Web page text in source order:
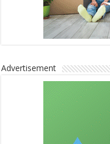
Advertisement